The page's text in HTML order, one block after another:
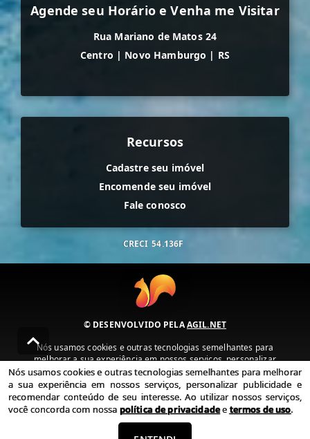
Agende seu Horário e Venha me Visitar
Rua Mariano de Matos 24
Centro | Novo Hamburgo | RS
Recursos
Cadastre seu imóvel
Encomende seu imóvel
Fale conosco
CRECI 54.136F
© DESENVOLVIDO PELAAGIL.NET
Nós usamos cookies e outras tecnologias semelhantes para
melhorar a sua experiência em nossos serviços, personalizar
publicidade e recomendar conteúdo de seu interesse. Ao utilizar
nossos serviços, você concorda com nossa política de privacidade e
termos de uso.
Política de Privacidade Termos de uso
Nós usamos cookies e outras tecnologias semelhantes para melhorar
a sua experiência em nossos serviços, personalizar publicidade e
recomendar conteúdo de seu interesse. Ao utilizar nossos serviços,
você concorda com nossa política de privacidadeetermos de uso.